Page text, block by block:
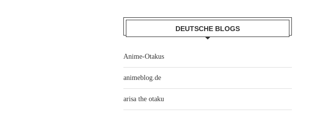
DEUTSCHE BLOGS
Anime-Otakus
animeblog.de
arisa the otaku